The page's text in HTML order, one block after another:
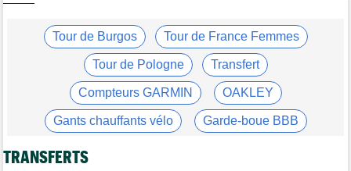
06/08
Tour de France Femmes
Marlen Reusser : "Le Mont Ventoux... on verra"
Tour de France Femmes
Kim Le Court Pienaar : "La course a été complètement folle"
06/08
Route
Isaac Del Toro prolonge avec UAE Team Emirates-XRG jusqu'en
2031
Tour de Burgos
Tour de Burgos Tour de France Femmes
Tour de Pologne Transfert
Compteurs GARMIN OAKLEY
Gants chauffants vélo Garde-boue BBB
Casque ABUS
TRANSFERTS